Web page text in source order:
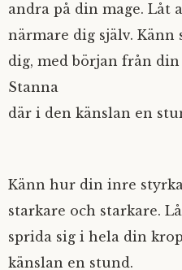
andra på din mage. Låt
närmare dig själv.
dig, med början från
Stanna
där i den känslan en
Känn hur din inre
starkare och starkare.
sprida sig i hela din
känslan en stund.